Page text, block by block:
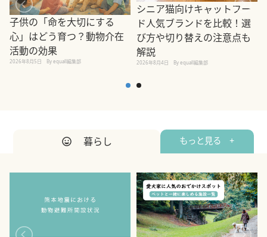
子供の「命を大切にする
心」はどう育つ？動物介在
活動の効果
2026年8月5日 By equall編集部
シニア猫向けキャットフー
ド人気ブランドを比較！選
び方や切り替えの注意点も
解説
2026年8月4日 By equall編集部
暮らし もっと見る +